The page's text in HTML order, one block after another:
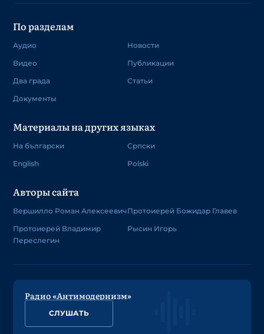
По разделам
Аудио
Видео
Два града
Документы
Новости
Публикации
Статьи
Материалы на других языках
На български
English
Српски
Polski
Авторы сайта
Вершилло Роман Алексеевич
Протоиерей Владимир
Переслегин
Протоиерей Божидар Главев
Рысин Игорь
Радио «Антимодернизм»
СЛУШАТЬ